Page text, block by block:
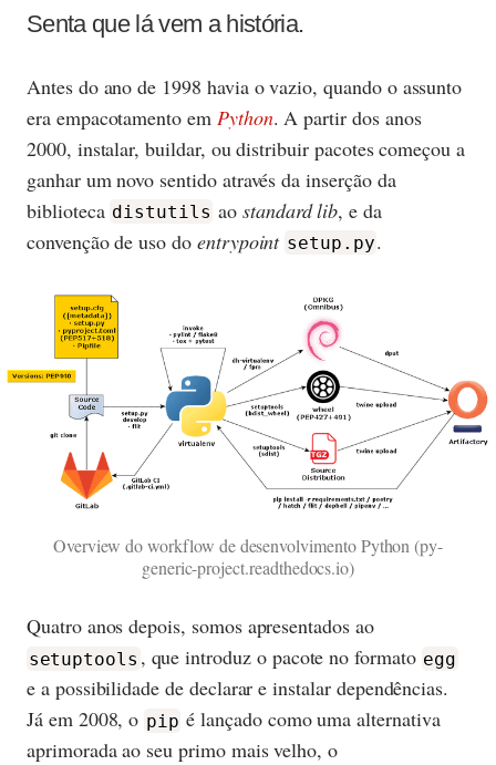
Senta que lá vem a história.
Antes do ano de 1998 havia o vazio, quando o assunto
era empacotamento em Python. A partir dos anos
2000, instalar, buildar, ou distribuir pacotes começou a
ganhar um novo sentido através da inserção da
biblioteca distutils ao standard lib, e da
convenção de uso do entrypoint setup.py.
Overview do workflow de desenvolvimento Python (py-
generic-project.readthedocs.io)
Quatro anos depois, somos apresentados ao
setuptools , que introduz o pacote no formato egg
e a possibilidade de declarar e instalar dependências.
Já em 2008, o pip é lançado como uma alternativa
aprimorada ao seu primo mais velho, o